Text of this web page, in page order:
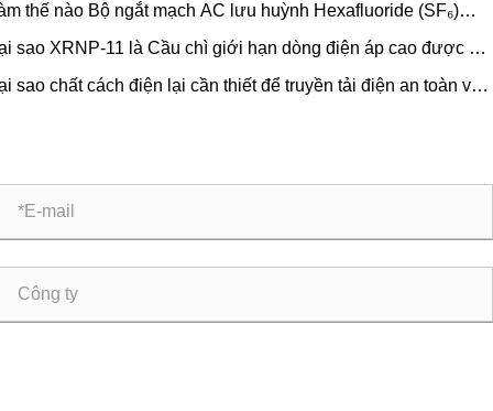
thế nào Bộ ngắt mạch AC lưu huỳnh Hexafluoride (SF₆)
áp cao ngoài trời LW36-126 có thể cải thiện độ tin cậy của hệ
sao XRNP-11 là Cầu chì giới hạn dòng điện áp cao được ưu
để bảo vệ máy biến áp
sao chất cách điện lại cần thiết để truyền tải điện an toàn và